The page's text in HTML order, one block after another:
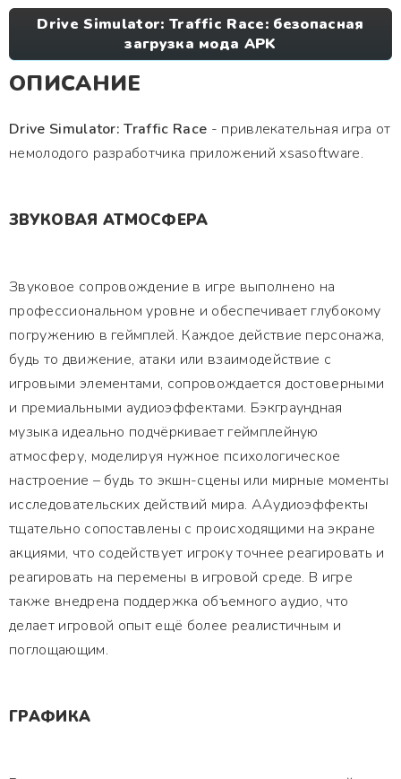
Drive Simulator: Traffic Race: безопасная
загрузка мода APK
ОПИСАНИЕ
Drive Simulator: Traffic Race - привлекательная игра от
немолодого разработчика приложений xsasoftware.
ЗВУКОВАЯ АТМОСФЕРА
Звуковое сопровождение в игре выполнено на
профессиональном уровне и обеспечивает глубокому
погружению в геймплей. Каждое действие персонажа,
будь то движение, атаки или взаимодействие с
игровыми элементами, сопровождается достоверными
и премиальными аудиоэффектами. Бэкграундная
музыка идеально подчёркивает геймплейную
атмосферу, моделируя нужное психологическое
настроение – будь то экшн-сцены или мирные моменты
исследовательских действий мира. ААудиоэффекты
тщательно сопоставлены с происходящими на экране
акциями, что содействует игроку точнее реагировать и
реагировать на перемены в игровой среде. В игре
также внедрена поддержка объемного аудио, что
делает игровой опыт ещё более реалистичным и
поглощающим.
ГРАФИКА